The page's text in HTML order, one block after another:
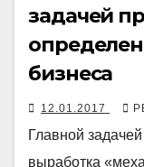
задачей
бизнеса
12.01.2017
Главной
выработка